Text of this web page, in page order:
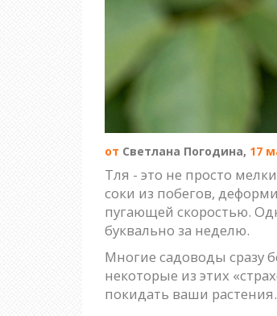
от Светлана Погодина, 17
Тля - это не просто
соки из побегов,
пугающей скоростью.
буквально за неделю.
Многие садоводы сразу
некоторые из этих
покидать ваши растения.